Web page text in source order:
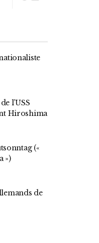
l’USS
Hiroshima
(«
»)
de